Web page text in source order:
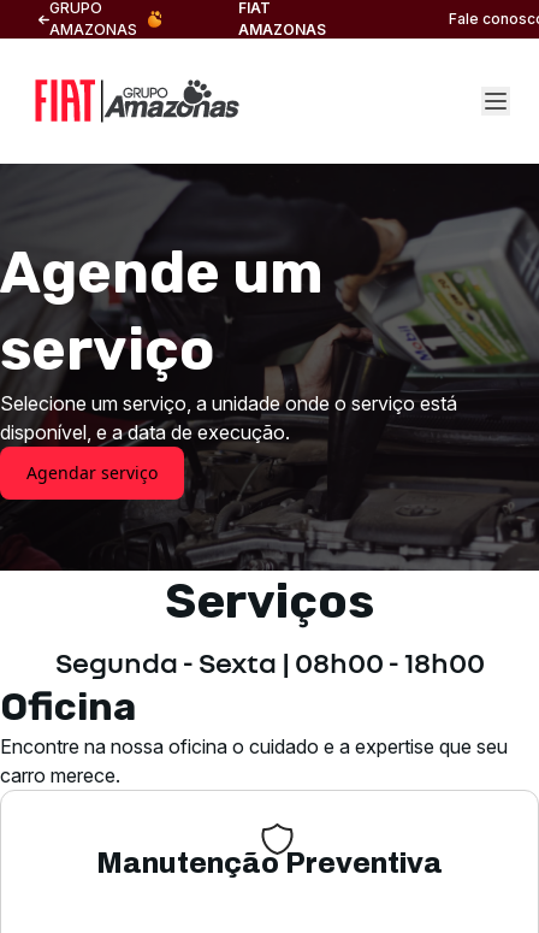
GRUPO
AMAZONAS
FIAT
AMAZONAS
Fale
Agende um
serviço
Selecione um serviço, a unidade onde o serviço está
disponível, e a data de execução.
Agendar serviço
Serviços
Segunda - Sexta | 08h00 - 18h00
Oficina
Encontre na nossa oficina o cuidado e a expertise que seu
carro merece.
Manutenção Preventiva